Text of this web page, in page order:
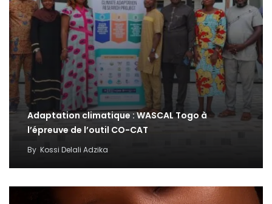
Adaptation climatique : WASCAL Togo à
l’épreuve de l’outil CO-CAT
By Kossi Delali Adzika